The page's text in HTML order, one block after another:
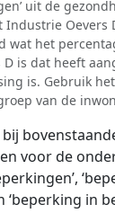
uit de
Industrie Oevers
wat het
is dat heeft
is. Gebruik
van de
bij
voor de
‘beperking in